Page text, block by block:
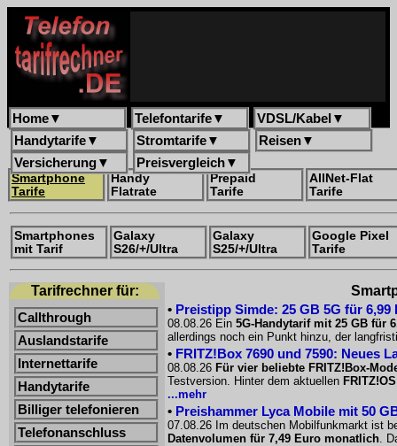
Home▼ Telefontarife▼ VDSL/Kabel ▼
Handytarife▼ Stromtarife▼ Reisen▼
Versicherung▼ Preisvergleich▼
Smartphone
Tarife
Handy
Flatrate
Prepaid
Tarife
AllNet-Flat
Tarife
Smartphones
mit Tarif
Galaxy
S26/+/Ultra
Galaxy
S25/+/Ultra
Google Pixel
Tarife
Tarifrechner für:
Callthrough
Auslandstarife
Internettarife
Handytarife
Billiger telefonieren
Telefonanschluss
• Preistipp Simde: 25 GB 5G für
08.08.26 Ein 5G-Handytarif mit 25 GB für
allerdings noch ein Punkt hinzu, der
• FRITZ!Box 7690 und 7590: Neues
08.08.26 Für vier beliebte FRITZ!Box-
Testversion. Hinter dem aktuellen
...mehr
• Preishammer Lyca Mobile mit 50
07.08.26 Im deutschen Mobilfunkmarkt ist
Datenvolumen für 7,49 Euro monatlich.